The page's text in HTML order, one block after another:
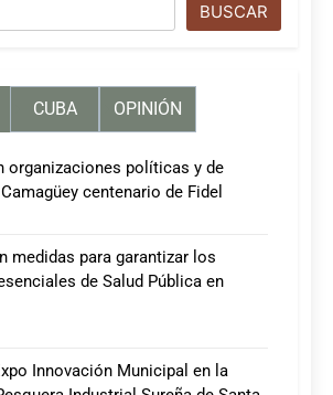
BUSCAR
CUBA OPINIÓN
organizaciones políticas y de
centenario de Fidel
medidas para garantizar los
de Salud Pública en
Innovación Municipal en la